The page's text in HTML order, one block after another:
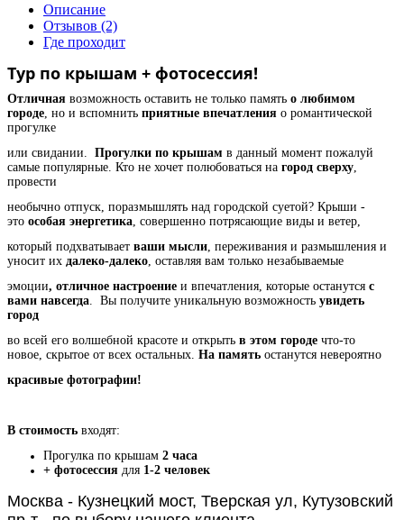
Описание
Отзывов (2)
Где проходит
Тур по крышам + фотосессия!
Отличная возможность оставить не только память о любимом
городе но и вспомнить приятные впечатления о романтической
прогулке
или свидании. Прогулки по крышам в данный момент пожалуй
самые популярные. Кто не хочет полюбоваться на город сверху
провести
необычно отпуск, поразмышлять над городской суетой? Крыши -
это особая энергетика , совершенно потрясающие виды и ветер,
который подхватывает ваши мысли переживания и размышления и
уносит их далеко-далеко оставляя вам только незабываемые
эмоции, отличное настроение и впечатления, которые останутся с
вами навсегда
Вы получите уникальную возможность увидеть
город
во всей его волшебной красоте и открыть в этом городе что-то
новое, скрытое от всех остальных. На память останутся невероятно
красивые фотографии!
В стоимость входят:
Прогулка по крышам 2 часа
+ фотосессия для 1-2 человек
Москва - Кузнецкий мост, Тверская ул, Кутузовский